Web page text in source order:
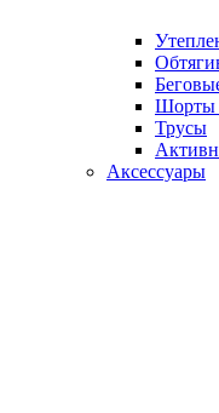
Шорты
Трусы
Аксессуары